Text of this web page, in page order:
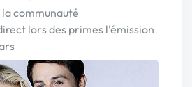
communauté
lors des primes l'émission